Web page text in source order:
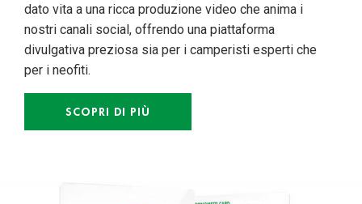
dato vita a una ricca produzione video che anima i
nostri canali social, offrendo una piattaforma
divulgativa preziosa sia per i camperisti esperti che
per i neofiti.
SCOPRI DI PIÙ